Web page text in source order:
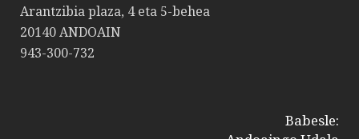
Arantzibia plaza, 4 eta 5-behea
20140 ANDOAIN
943-300-732
Babesle: